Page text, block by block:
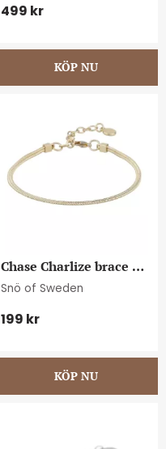
499 kr
Chase Charlize brace
plain g
Snö of Sweden
199 kr